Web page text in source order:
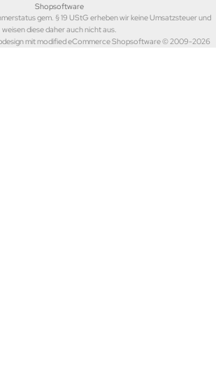
Shopsoftware
gem. § 19 UStG erheben wir keine Umsatzsteuer und
weisen diese daher auch nicht aus.
mit modified eCommerce Shopsoftware © 2009-2026